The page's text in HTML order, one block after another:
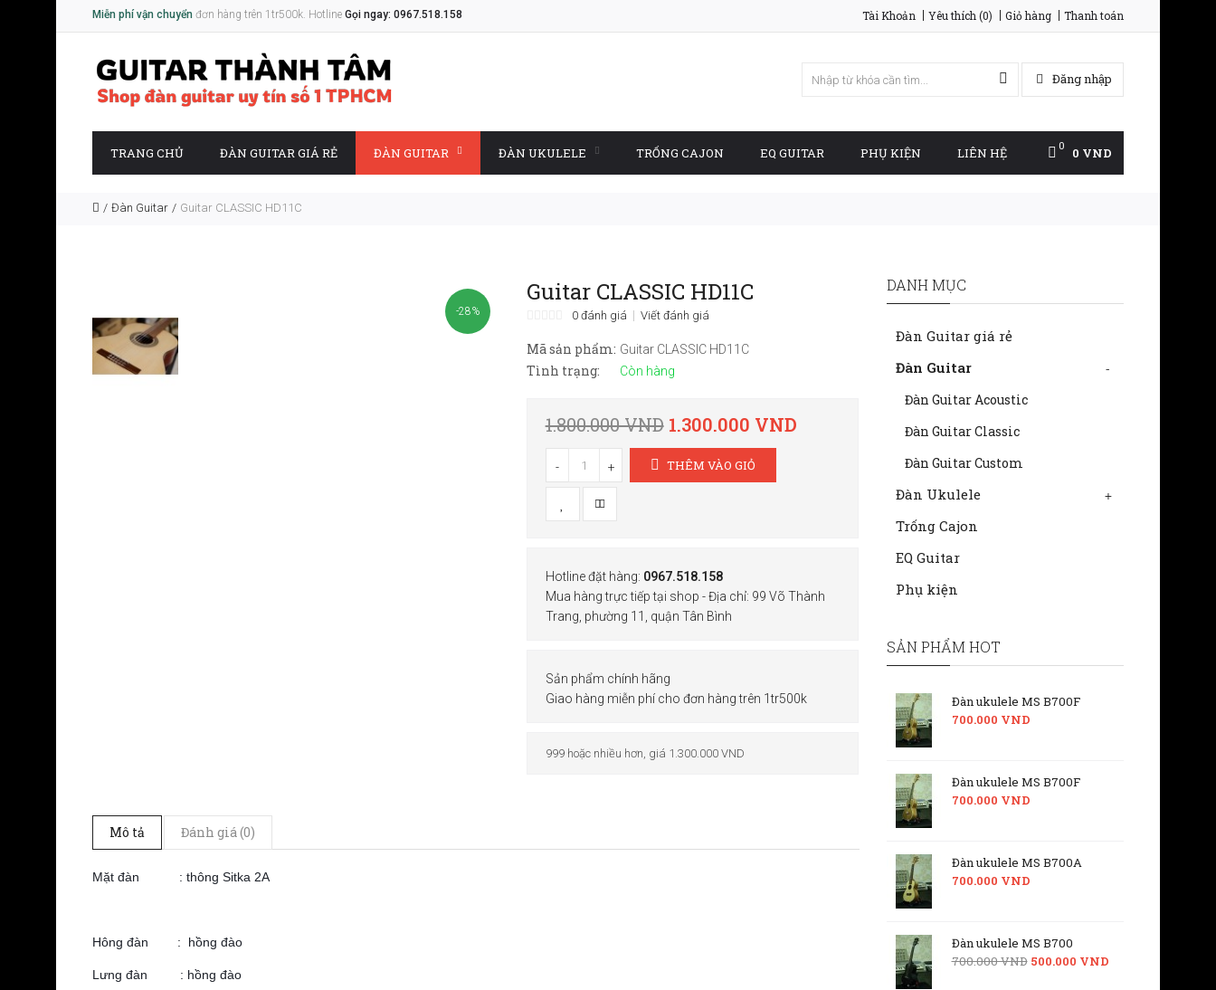
Miễn phí vận chuyển đơn hàng trên 1tr500k. Hotline Gọi ngay: 0967.518.158 Tài Khoản Yêu thích (0) Giỏ hàng Thanh toán
Đăng nhập
0 0 VND
TRANG CHỦ ĐÀN GUITAR GIÁ RẺ ĐÀN GUITAR ĐÀN UKULELE TRỐNG CAJON EQ GUITAR PHỤ KIỆN LIÊN HỆ
Đàn Guitar Guitar CLASSIC HD11C
-28%
Guitar CLASSIC HD11C
0 đánh giá Viết đánh giá
Mã sản phẩm: Guitar CLASSIC HD11C
Tình trạng: Còn hàng
1.800.000 VND 1.300.000 VND
- + THÊM VÀO GIỎ
Hotline đặt hàng: 0967.518.158
Mua hàng trực tiếp tại shop - Địa chỉ: 99 Võ Thành
Trang, phường 11, quận Tân Bình
Sản phẩm chính hãng
Giao hàng miễn phí cho đơn hàng trên 1tr500k
999 hoặc nhiều hơn, giá 1.300.000 VND
Mô tả Đánh giá (0)
Mặt đàn : thông Sitka 2A
Hông đàn : hồng đào
Lưng đàn : hồng đào
DANH MỤC
Đàn Guitar giá rẻ
Đàn Guitar
-
Đàn Guitar Acoustic
Đàn Guitar Classic
Đàn Guitar Custom
Đàn Ukulele +
Trống Cajon
EQ Guitar
Phụ kiện
SẢN PHẨM HOT
Đàn ukulele MS B700F
700.000 VND
Đàn ukulele MS B700F
700.000 VND
Đàn ukulele MS B700A
700.000 VND
Đàn ukulele MS B700
700.000 VND 500.000 VND